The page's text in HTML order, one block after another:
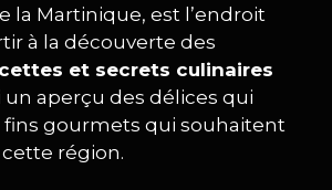
la Martinique, est l’endroit
à la découverte des
et secrets culinaires
un aperçu des délices qui
gourmets qui souhaitent
région.